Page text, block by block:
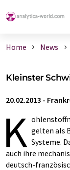
Home News
Kleinster
20.02.2013 -
K gelten als
Systeme.
auch ihre
deutsch-